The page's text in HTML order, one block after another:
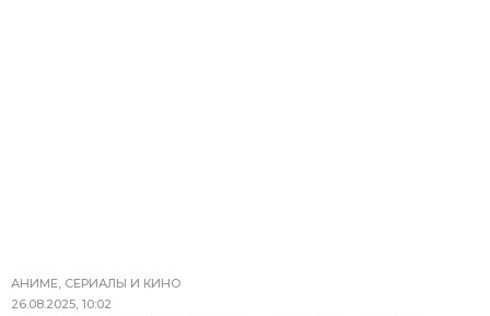
АНИМЕ, СЕРИАЛЫ И КИНО
26.08.2025, 10:02